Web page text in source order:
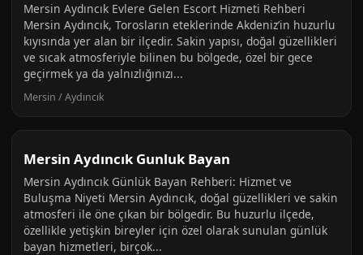
Mersin Aydıncık Evlere Gelen Escort Hizmeti Rehberi
Mersin Aydıncık, Torosların eteklerinde Akdeniz’in huzurlu
kıyısında yer alan bir ilçedir. Sakin yapısı, doğal güzellikleri
ve sıcak atmosferiyle bilinen bu bölgede, özel bir gece
geçirmek ya da yalnızlığınızı...
Mersin / Aydıncık
Mersin Aydıncık Gunluk Bayan
Mersin Aydıncık Günlük Bayan Rehberi: Hizmet ve
Buluşma Niyeti Mersin Aydıncık, doğal güzellikleri ve sakin
atmosferi ile öne çıkan bir bölgedir. Bu huzurlu ilçede,
özellikle yetişkin bireyler için özel olarak sunulan günlük
bayan hizmetleri, birçok...